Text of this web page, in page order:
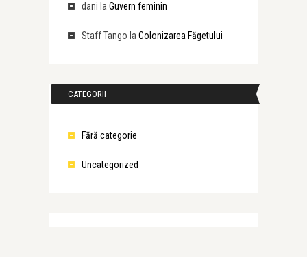
dani la Guvern feminin
Staff Tango la Colonizarea Făgetului
CATEGORII
Fără categorie
Uncategorized